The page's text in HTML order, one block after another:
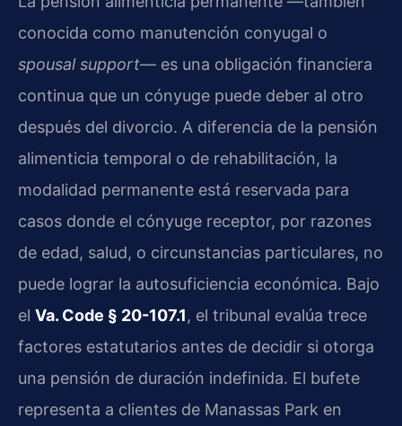
conocida como manutención conyugal o
spousal support— es una obligación financiera
continua que un cónyuge puede deber al otro
después del divorcio. A diferencia de la pensión
alimenticia temporal o de rehabilitación, la
modalidad permanente está reservada para
casos donde el cónyuge receptor, por razones
de edad, salud, o circunstancias particulares, no
puede lograr la autosuficiencia económica. Bajo
el Va. Code § 20-107.1, el tribunal evalúa trece
factores estatutarios antes de decidir si otorga
una pensión de duración indefinida. El bufete
representa a clientes de Manassas Park en